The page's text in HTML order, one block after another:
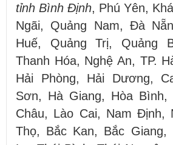
tỉnh Bình Định, Phú Yên,
Ngãi, Quảng Nam, Đà
Huế, Quảng Trị, Quảng
Thanh Hóa, Nghệ An, TP.
Hải Phòng, Hải Dương,
Sơn, Hà Giang, Hòa Bình,
Châu, Lào Cai, Nam Định,
Thọ, Bắc Kan, Bắc Giang,